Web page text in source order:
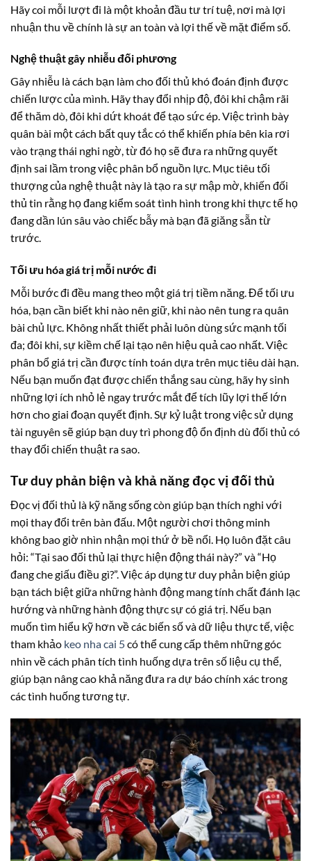
Hãy coi mỗi lượt đi là một khoản đầu tư trí tuệ, nơi mà lợi
nhuận thu về chính là sự an toàn và lợi thế về mặt điểm số.
Nghệ thuật gây nhiễu đối phương
Gây nhiễu là cách bạn làm cho đối thủ khó đoán định được
chiến lược của mình. Hãy thay đổi nhịp độ, đôi khi chậm rãi
để thăm dò, đôi khi dứt khoát để tạo sức ép. Việc trình bày
quân bài một cách bất quy tắc có thể khiến phía bên kia rơi
vào trạng thái nghi ngờ, từ đó họ sẽ đưa ra những quyết
định sai lầm trong việc phân bổ nguồn lực. Mục tiêu tối
thượng của nghệ thuật này là tạo ra sự mập mờ, khiến đối
thủ tin rằng họ đang kiểm soát tình hình trong khi thực tế họ
đang dần lún sâu vào chiếc bẫy mà bạn đã giăng sẵn từ
trước.
Tối ưu hóa giá trị mỗi nước đi
Mỗi bước đi đều mang theo một giá trị tiềm năng. Để tối ưu
hóa, bạn cần biết khi nào nên giữ, khi nào nên tung ra quân
bài chủ lực. Không nhất thiết phải luôn dùng sức mạnh tối
đa; đôi khi, sự kiềm chế lại tạo nên hiệu quả cao nhất. Việc
phân bổ giá trị cần được tính toán dựa trên mục tiêu dài hạn.
Nếu bạn muốn đạt được chiến thắng sau cùng, hãy hy sinh
những lợi ích nhỏ lẻ ngay trước mắt để tích lũy lợi thế lớn
hơn cho giai đoạn quyết định. Sự kỷ luật trong việc sử dụng
tài nguyên sẽ giúp bạn duy trì phong độ ổn định dù đối thủ có
thay đổi chiến thuật ra sao.
Tư duy phản biện và khả năng đọc vị đối thủ
Đọc vị đối thủ là kỹ năng sống còn giúp bạn thích nghi với
mọi thay đổi trên bàn đấu. Một người chơi thông minh
không bao giờ nhìn nhận mọi thứ ở bề nổi. Họ luôn đặt câu
hỏi: “Tại sao đối thủ lại thực hiện động thái này?” và “Họ
đang che giấu điều gì?”. Việc áp dụng tư duy phản biện giúp
bạn tách biệt giữa những hành động mang tính chất đánh lạc
hướng và những hành động thực sự có giá trị. Nếu bạn
muốn tìm hiểu kỹ hơn về các biến số và dữ liệu thực tế, việc
tham khảo keo nha cai 5có thể cung cấp thêm những góc
nhìn về cách phân tích tình huống dựa trên số liệu cụ thể,
giúp bạn nâng cao khả năng đưa ra dự báo chính xác trong
các tình huống tương tự.